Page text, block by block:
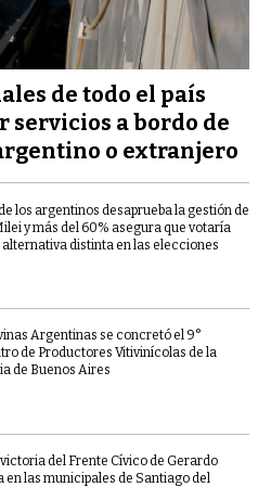
de todo el país
servicios a bordo de
o extranjero
los argentinos desaprueba la gestión de
y más del 60% asegura que votaría
alternativa distinta en las elecciones
Argentinas se concretó el 9°
de Productores Vitivinícolas de la
de Buenos Aires
del Frente Cívico de Gerardo
en las municipales de Santiago del